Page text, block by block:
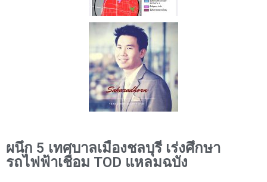
ผนึก 5 เทศบาลเมืองชลบุรี เร่งศึกษา
รถไฟฟ้าเชื่อม TOD แหลมฉบัง